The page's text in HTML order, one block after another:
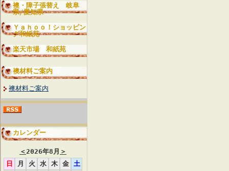
襖・障子張替え 岐阜
県/愛知県
Ｙａｈｏｏ！ショッピン
グ和紙苑
楽天市場 和紙苑
襖材料ご案内
襖材料ご案内
カレンダー
＜2026年8月 ＞
日
月 火 水 木 金 土